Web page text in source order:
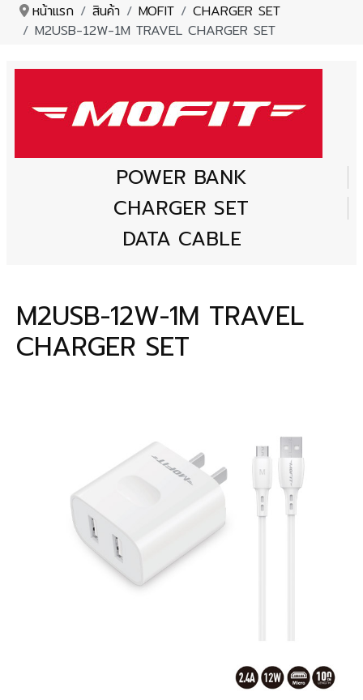
หน้าแรก สินค้า MOFIT
CHARGER SET
M2USB-12W-1M TRAVEL CHARGER SET
POWER BANK
CHARGER SET
DATA CABLE
M2USB-12W-1M TRAVEL
CHARGER SET